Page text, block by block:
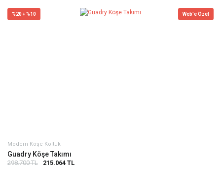
%20 + %10 Web'e Özel
Modern Köşe Koltuk
Guadry Köşe Takımı
298.700 TL 215.064 TL